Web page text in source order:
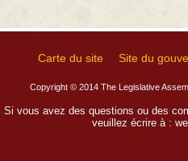
Carte du site Site du
Copyright © 2014 The Legislative
Si vous avez des questions ou des
veuillez écrire à :